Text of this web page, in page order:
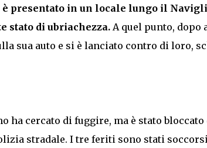
presentato in un locale lungo il
stato di ubriachezza.A quel punto, dopo
sua auto e si è lanciato contro di loro,
ha cercato di fuggire, ma è stato
stradale. I tre feriti sono stati